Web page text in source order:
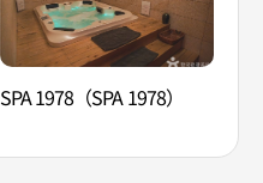
SPA 1978（SPA 1978）